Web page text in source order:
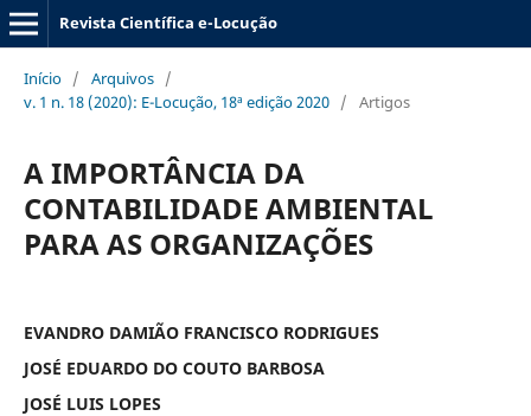
Revista Científica e-Locução
Início / Arquivos /
v. 1 n. 18 (2020): E-Locução, 18ª edição 2020 / Artigos
A IMPORTÂNCIA DA
CONTABILIDADE AMBIENTAL
PARA AS ORGANIZAÇÕES
EVANDRO DAMIÃO FRANCISCO RODRIGUES
JOSÉ EDUARDO DO COUTO BARBOSA
JOSÉ LUIS LOPES